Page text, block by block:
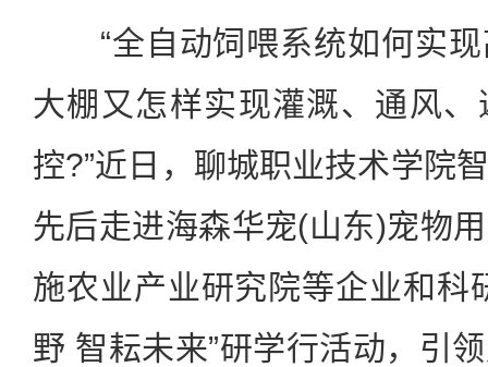
“全自动饲喂系统如何实现
大棚又怎样实现灌溉、通风
控?”近日，聊城职业技术学院
先后走进海森华宠(山东)宠物
施农业产业研究院等企业和科
野 智耘未来”研学行活动，引